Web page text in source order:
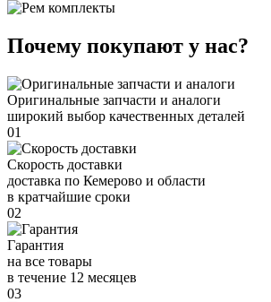
Почему покупают у нас?
Оригинальные запчасти и аналоги
широкий выбор качественных деталей
01
Скорость доставки
доставка по Кемерово и области
в кратчайшие сроки
02
Гарантия
на все товары
в течение 12 месяцев
03